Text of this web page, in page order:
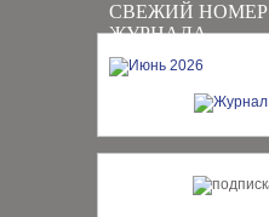
СВЕЖИЙ НОМЕР
ЖУРНАЛА